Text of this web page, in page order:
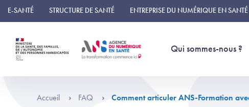
Panneau de gestion des cookies
E-SANTÉ STRUCTURE DE SANTÉ ENTREPRISE DU NUMÉRIQUE EN SANTÉ
Qui sommes-nous ?
Accueil FAQ Comment articuler ANS-Formation